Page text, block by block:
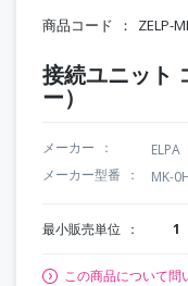
商品コード ZELP-
接続ユニット
ー）
メーカー ELPA
メーカー型番
MK-
最小販売単位 1
この商品について問